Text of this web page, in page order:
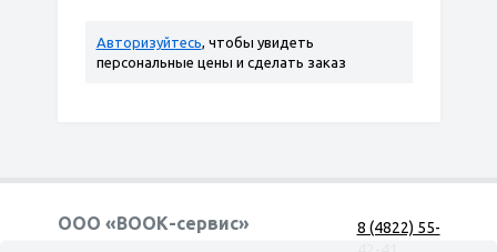
Авторизуйтесь, чтобы увидеть
персональные цены и сделать заказ
ООО «ВООК-сервис»
8 (4822) 55-